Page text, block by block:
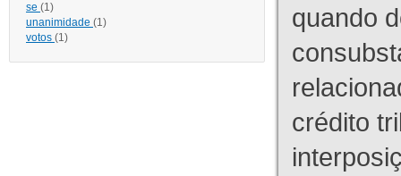
se (1)
unanimidade (1)
votos (1)
quando
crédito